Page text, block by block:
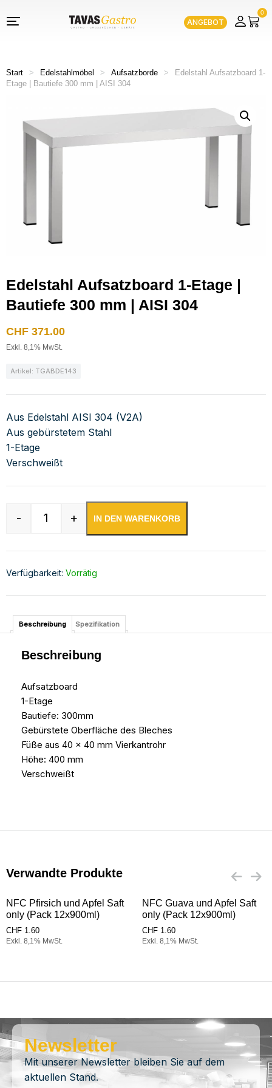
ANGEBOT
0
Start > Edelstahlmöbel > Aufsatzborde >
Edelstahl Aufsatzboard 1-
Etage | Bautiefe 300 mm | AISI 304
Edelstahl Aufsatzboard 1-Etage |
Bautiefe 300 mm | AISI 304
CHF 371.00
Exkl. 8,1% MwSt.
Artikel: TGABDE143
Aus Edelstahl AISI 304 (V2A)
Aus gebürstetem Stahl
1-Etage
Verschweißt
Edelstahl Aufsatzboard 1-Etage | Bautiefe 300
- + IN DEN WARENKORB
Verfügbarkeit: Vorrätig
Beschreibung Spezifikation
Beschreibung
Aufsatzboard
1-Etage
Bautiefe: 300mm
Gebürstete Oberfläche des Bleches
Füße aus 40 x 40 mm Vierkantrohr
Höhe: 400 mm
Verschweißt
Verwandte Produkte
NFC Pfirsich und Apfel Saft
only (Pack 12x900ml)
CHF 1.60
Exkl. 8,1% MwSt.
NFC Guava und Apfel Saft
only (Pack 12x900ml)
CHF 1.60
Exkl. 8,1% MwSt.
Newsletter
Mit unserer Newsletter bleiben Sie auf dem
aktuellen Stand.